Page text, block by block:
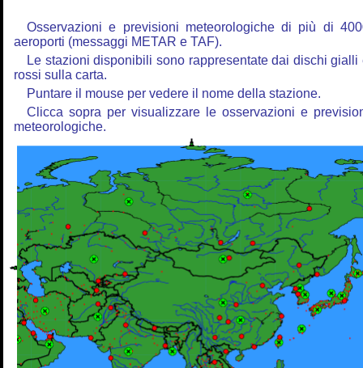
Osservazioni e previsioni meteorologiche di più di
aeroporti (messaggi METAR e TAF).
Le stazioni disponibili sono rappresentate dai dischi gialli
rossi sulla carta.
Puntare il mouse per vedere il nome della stazione.
Clicca sopra per visualizzare le osservazioni e
meteorologiche.